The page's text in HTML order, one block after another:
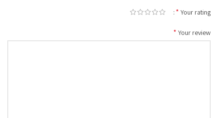
Your rating
*
Your review
*